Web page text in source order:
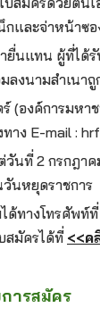
และจ่าหน้าซ
นแทน ผู้ที่ได้
ลงนามสำเนาถู
(องค์การมห
ง E-mail :
วันที่ 2 กรกฎา
นหยุดราชการ
ได้ทางโทรศั
สมัครได้ที่<<ค
ารสมัคร